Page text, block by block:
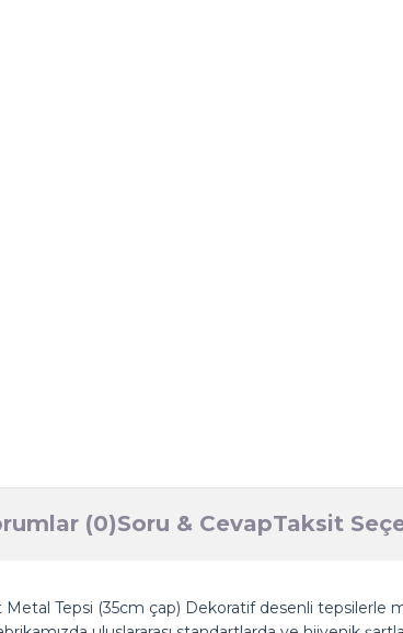
(0)Soru & CevapTaksit
Metal Tepsi (35cm çap) Dekoratif desenli tepsilerle